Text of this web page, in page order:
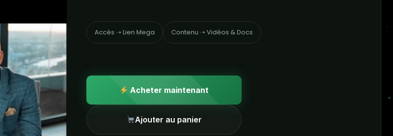
Accès ➝ Lien Mega Contenu ➝ Vidéos & Docs
Acheter maintenant
Ajouter au panier